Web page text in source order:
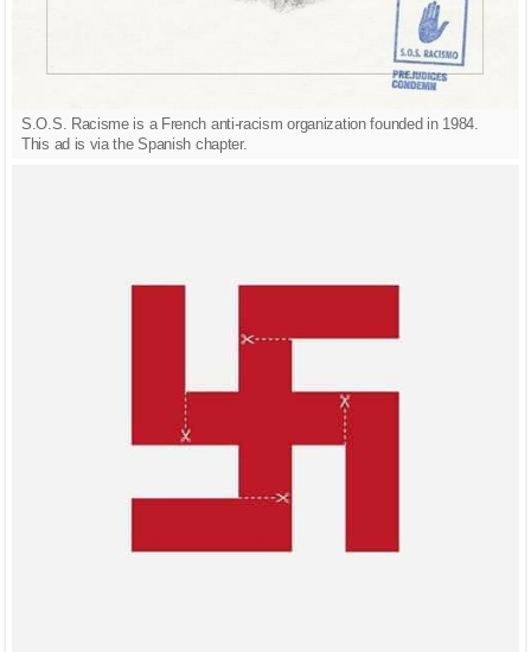
S.O.S. Racisme is a French anti-racism organization founded in 1984.
This ad is via the Spanish chapter.